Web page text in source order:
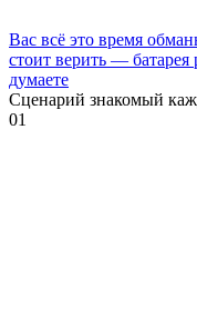
Вас всё это время
стоит верить — батарея
думаете
Сценарий знакомый
01